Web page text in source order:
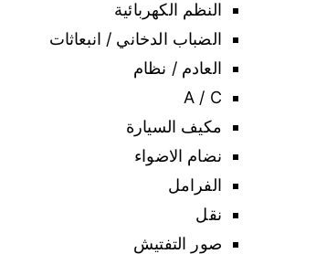
النظم الكهربائية
الضباب الدخاني / انبعاثات
العادم / نظام
A / C
مكيف السيارة
نضام الاضواء
الفرامل
نقل
صور التفتيش